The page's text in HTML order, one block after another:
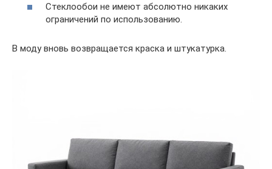
Стеклообои не имеют абсолютно никаких
ограничений по использованию.
В моду вновь возвращается краска и штукатурка.